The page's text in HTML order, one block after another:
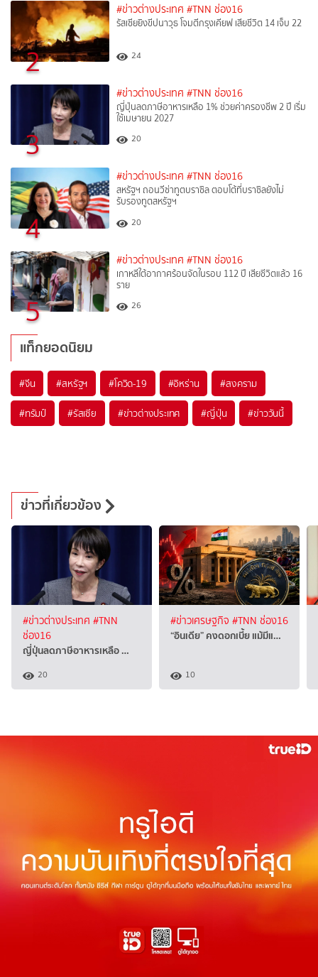
2
#ข่าวต่างประเทศ #TNN ช่อง16
รัสเซียยิงขีปนาวุธ โจมตีกรุงเคียฟ เสียชีวิต 14 เจ็บ 22
24
3
#ข่าวต่างประเทศ #TNN ช่อง16
ญี่ปุ่นลดภาษีอาหารเหลือ 1% ช่วยค่าครองชีพ 2 ปี เริ่ม
ใช้เมษายน 2027
20
4
#ข่าวต่างประเทศ #TNN ช่อง16
สหรัฐฯ ถอนวีซ่าทูตบราซิล ตอบโต้ที่บราซิลยังไม่
รับรองทูตสหรัฐฯ
20
5
#ข่าวต่างประเทศ #TNN ช่อง16
เกาหลีใต้อากาศร้อนจัดในรอบ 112 ปี เสียชีวิตแล้ว 16
ราย
26
แท็กยอดนิยม
#จีน #สหรัฐฯ #โควิด-19 #อิหร่าน #สงคราม
#ทรัมป์ #รัสเซีย #ข่าวต่างประเทศ #ญี่ปุ่น #ข่าววันนี้
ข่าวที่เกี่ยวข้อง
#ข่าวต่างประเทศ #TNN
ช่อง16
ญี่ปุ่นลดภาษีอาหารเหลือ …
20
#ข่าวเศรษฐกิจ #TNN ช่อง16
“อินเดีย” คงดอกเบี้ย แม้มีแ…
10